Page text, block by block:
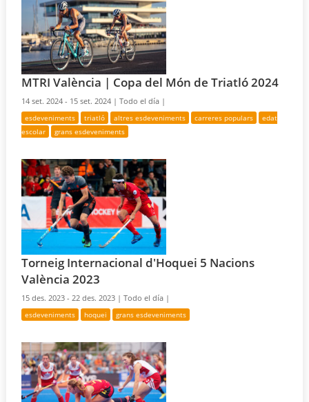
MTRI València | Copa del Món de Triatló 2024
14 set. 2024 - 15 set. 2024 |Todo el día |
esdeveniments triatló altres esdeveniments carreres populars
edat
escolar
grans esdeveniments
Torneig Internacional d'Hoquei 5 Nacions
València 2023
15 des. 2023 - 22 des. 2023 |Todo el día |
esdeveniments hoquei grans esdeveniments